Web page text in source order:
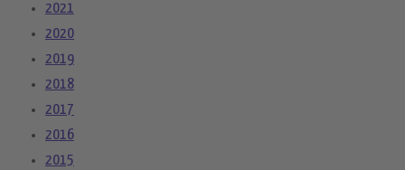
2021
2020
2019
2018
2017
2016
2015